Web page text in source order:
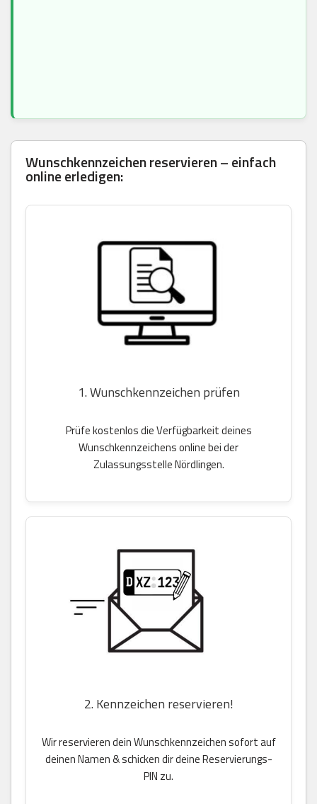
Wunschkennzeichen reservieren – einfach
online erledigen:
1. Wunschkennzeichen prüfen
Prüfe kostenlos die Verfügbarkeit deines
Wunschkennzeichens online bei der
Zulassungsstelle Nördlingen.
2. Kennzeichen reservieren!
Wir reservieren dein Wunschkennzeichen sofort auf
deinen Namen & schicken dir deine Reservierungs-
PIN zu.